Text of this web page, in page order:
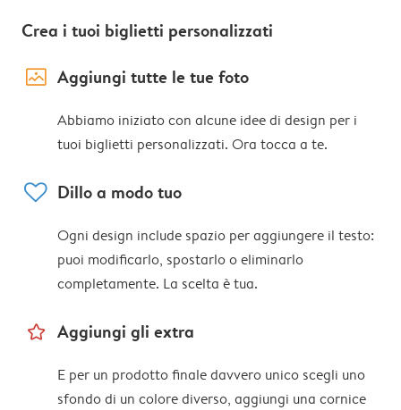
Crea i tuoi biglietti personalizzati
image_placeholder Aggiungi tutte le tue foto
Abbiamo iniziato con alcune idee di design per i
tuoi biglietti personalizzati. Ora tocca a te.
heart Dillo a modo tuo
Ogni design include spazio per aggiungere il testo:
puoi modificarlo, spostarlo o eliminarlo
completamente. La scelta è tua.
star_outline Aggiungi gli extra
E per un prodotto finale davvero unico scegli uno
sfondo di un colore diverso, aggiungi una cornice